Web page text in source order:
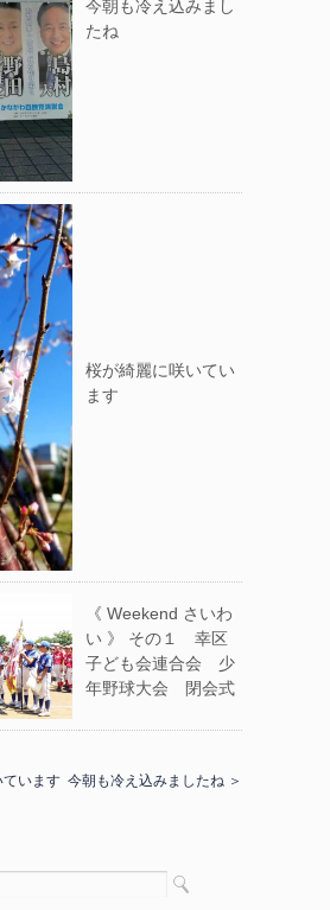
今朝も冷え込みまし
たね
桜が綺麗に咲いてい
ます
《 Weekend さいわ
い 》 その１ 幸区
子ども会連合会 少
年野球大会 閉会式
ています 今朝も冷え込みましたね ＞